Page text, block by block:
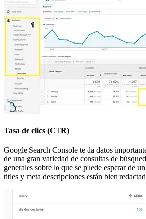
Tasa de clics (CTR)
Google Search Console te da datos
de una gran variedad de consultas de
generales sobre lo que se puede esperar de
titles y meta descripciones están bien